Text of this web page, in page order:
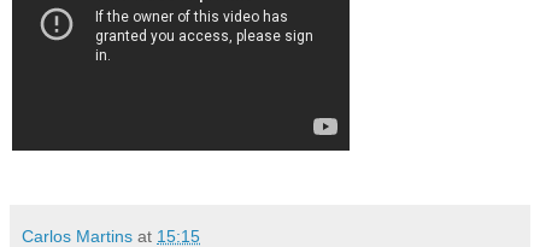
Carlos Martins at 15:15